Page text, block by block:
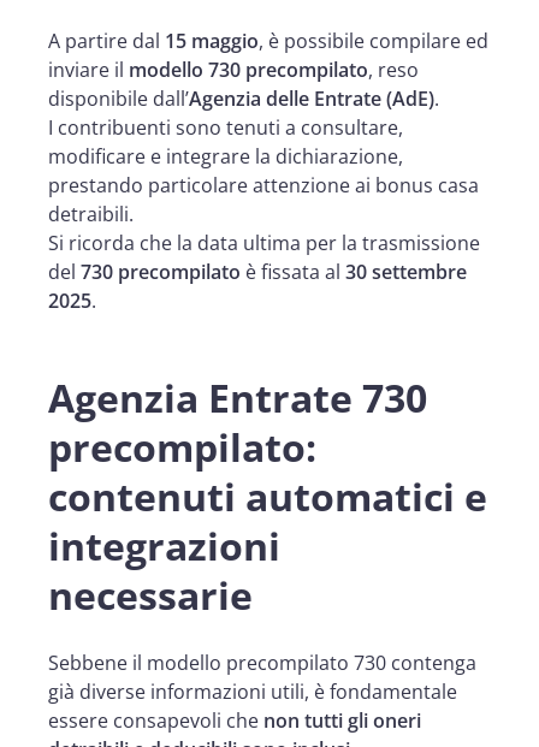
A partire dal 15 maggio, è possibile compilare ed
inviare il modello 730 precompilato, reso
disponibile dall’Agenzia delle Entrate (AdE).
I contribuenti sono tenuti a consultare,
modificare e integrare la dichiarazione,
prestando particolare attenzione ai bonus casa
detraibili.
Si ricorda che la data ultima per la trasmissione
del 730 precompilato è fissata al 30 settembre
2025.
Agenzia Entrate 730
precompilato:
contenuti automatici e
integrazioni
necessarie
Sebbene il modello precompilato 730 contenga
già diverse informazioni utili, è fondamentale
essere consapevoli che non tutti gli oneri